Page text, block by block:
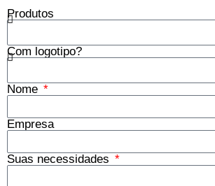
Produtos
Com logotipo?
Nome
Empresa
Suas necessidades